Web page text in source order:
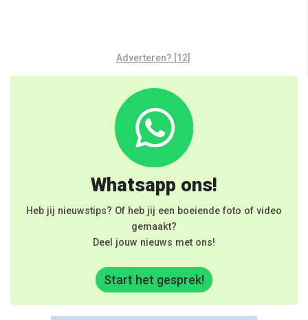
Adverteren? [12]
Whatsapp ons!
Heb jij nieuwstips? Of heb jij een boeiende foto of video
gemaakt?
Deel jouw nieuws met ons!
Start het gesprek!